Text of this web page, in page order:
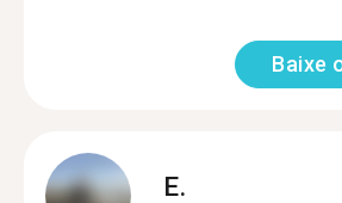
Baixe
E.